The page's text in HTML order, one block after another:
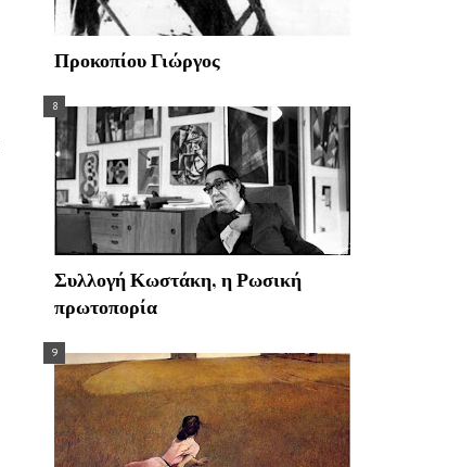
Προκοπίου Γιώργος
Συλλογή Κωστάκη, η Ρωσική
πρωτοπορία